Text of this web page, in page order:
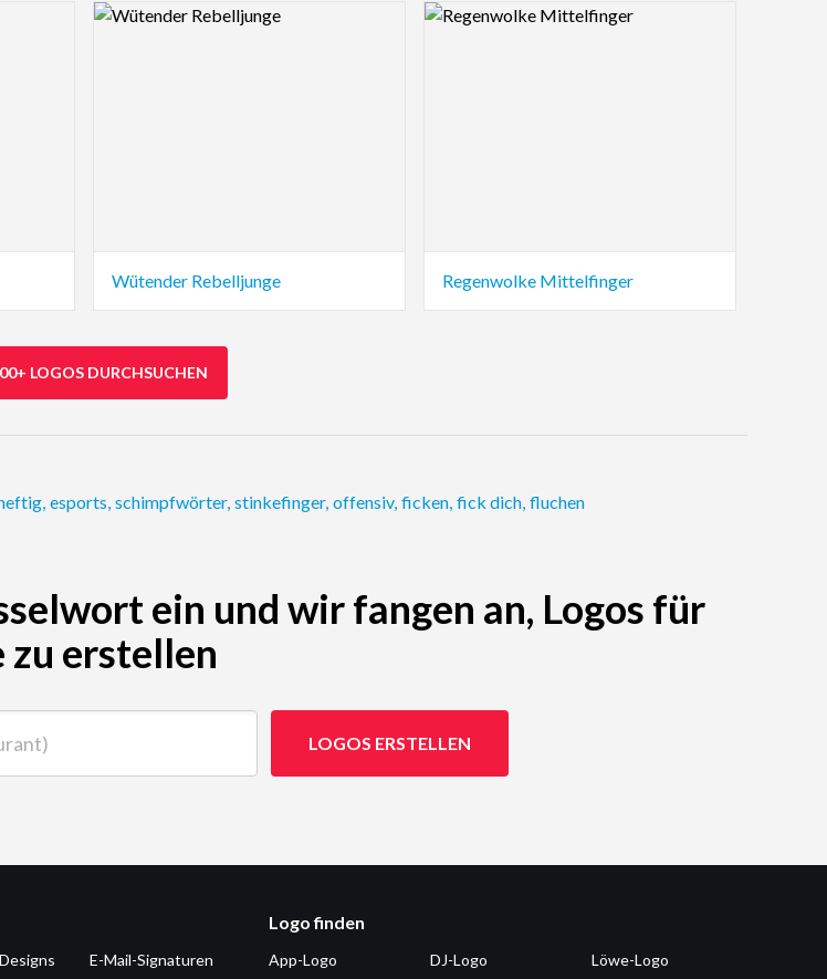
Logo Preview Image
Wütender Rebelljunge
Logo Preview Image
Regenwolke Mittelfinger
LOGOS DURCHSUCHEN
, esports, schimpfwörter, stinkefinger, offensiv, ficken, fick dich, fluchen
ein und wir fangen an, Logos für
zu erstellen
LOGOS ERSTELLEN
E-Mail-Signaturen
Logo finden
App-Logo
DJ-Logo
Löwe-Logo